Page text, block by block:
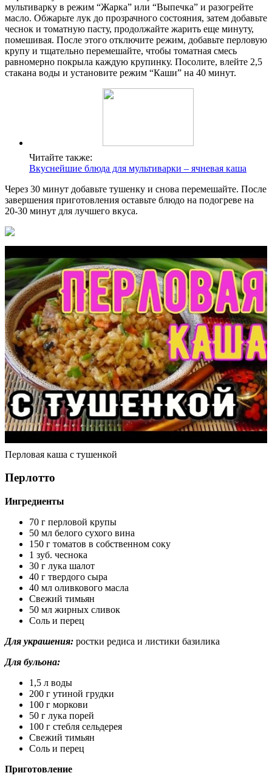
мультиварку в режим “Жарка” или “Выпечка” и разогрейте
масло. Обжарьте лук до прозрачного состояния, затем добавьте
чеснок и томатную пасту, продолжайте жарить еще минуту,
помешивая. После этого отключите режим, добавьте перловую
крупу и тщательно перемешайте, чтобы томатная смесь
равномерно покрыла каждую крупинку. Посолите, влейте 2,5
стакана воды и установите режим “Каши” на 40 минут.
Читайте также:
Вкуснейшие блюда для мультиварки – ячневая каша
Через 30 минут добавьте тушенку и снова перемешайте. После
завершения приготовления оставьте блюдо на подогреве на
20-30 минут для лучшего вкуса.
Перловая каша с тушенкой
Перлотто
Ингредиенты
70 г перловой крупы
50 мл белого сухого вина
150 г томатов в собственном соку
1 зуб. чеснока
30 г лука шалот
40 г твердого сыра
40 мл оливкового масла
Свежий тимьян
50 мл жирных сливок
Соль и перец
Для украшения: ростки редиса и листики базилика
Для бульона:
1,5 л воды
200 г утиной грудки
100 г моркови
50 г лука порей
100 г стебля сельдерея
Свежий тимьян
Соль и перец
Приготовление